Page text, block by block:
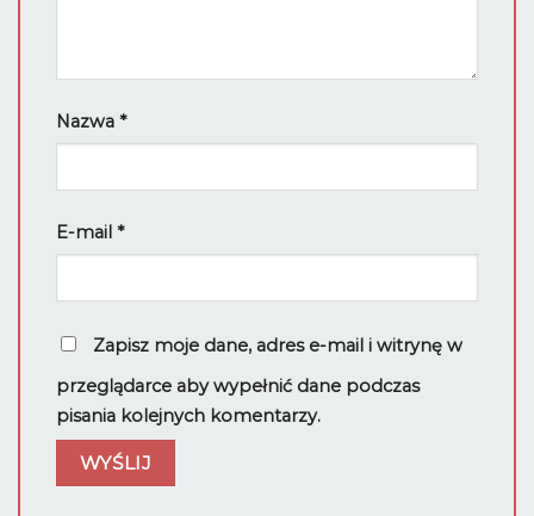
Nazwa *
E-mail *
Zapisz moje dane, adres e-mail i witrynę w
przeglądarce aby wypełnić dane podczas
pisania kolejnych komentarzy.